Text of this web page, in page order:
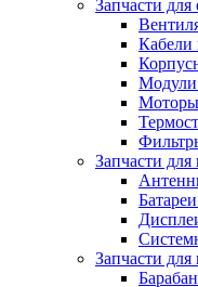
Запчасти для
Модули
Моторы
Запчасти
Запчасти